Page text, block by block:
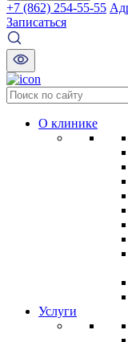
+7 (862) 254-55-55
Записаться
О клинике
Услуги